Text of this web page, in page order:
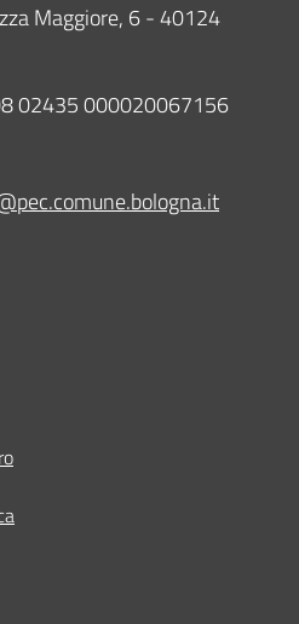
Maggiore, 6 - 40124
02435 000020067156